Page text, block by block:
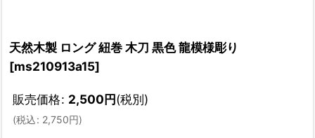
天然木製 ロング 紐巻 木刀 黒色 龍模様彫り
[ms210913a15]
販売価格: 2,500円(税別)
(税込: 2,750円)